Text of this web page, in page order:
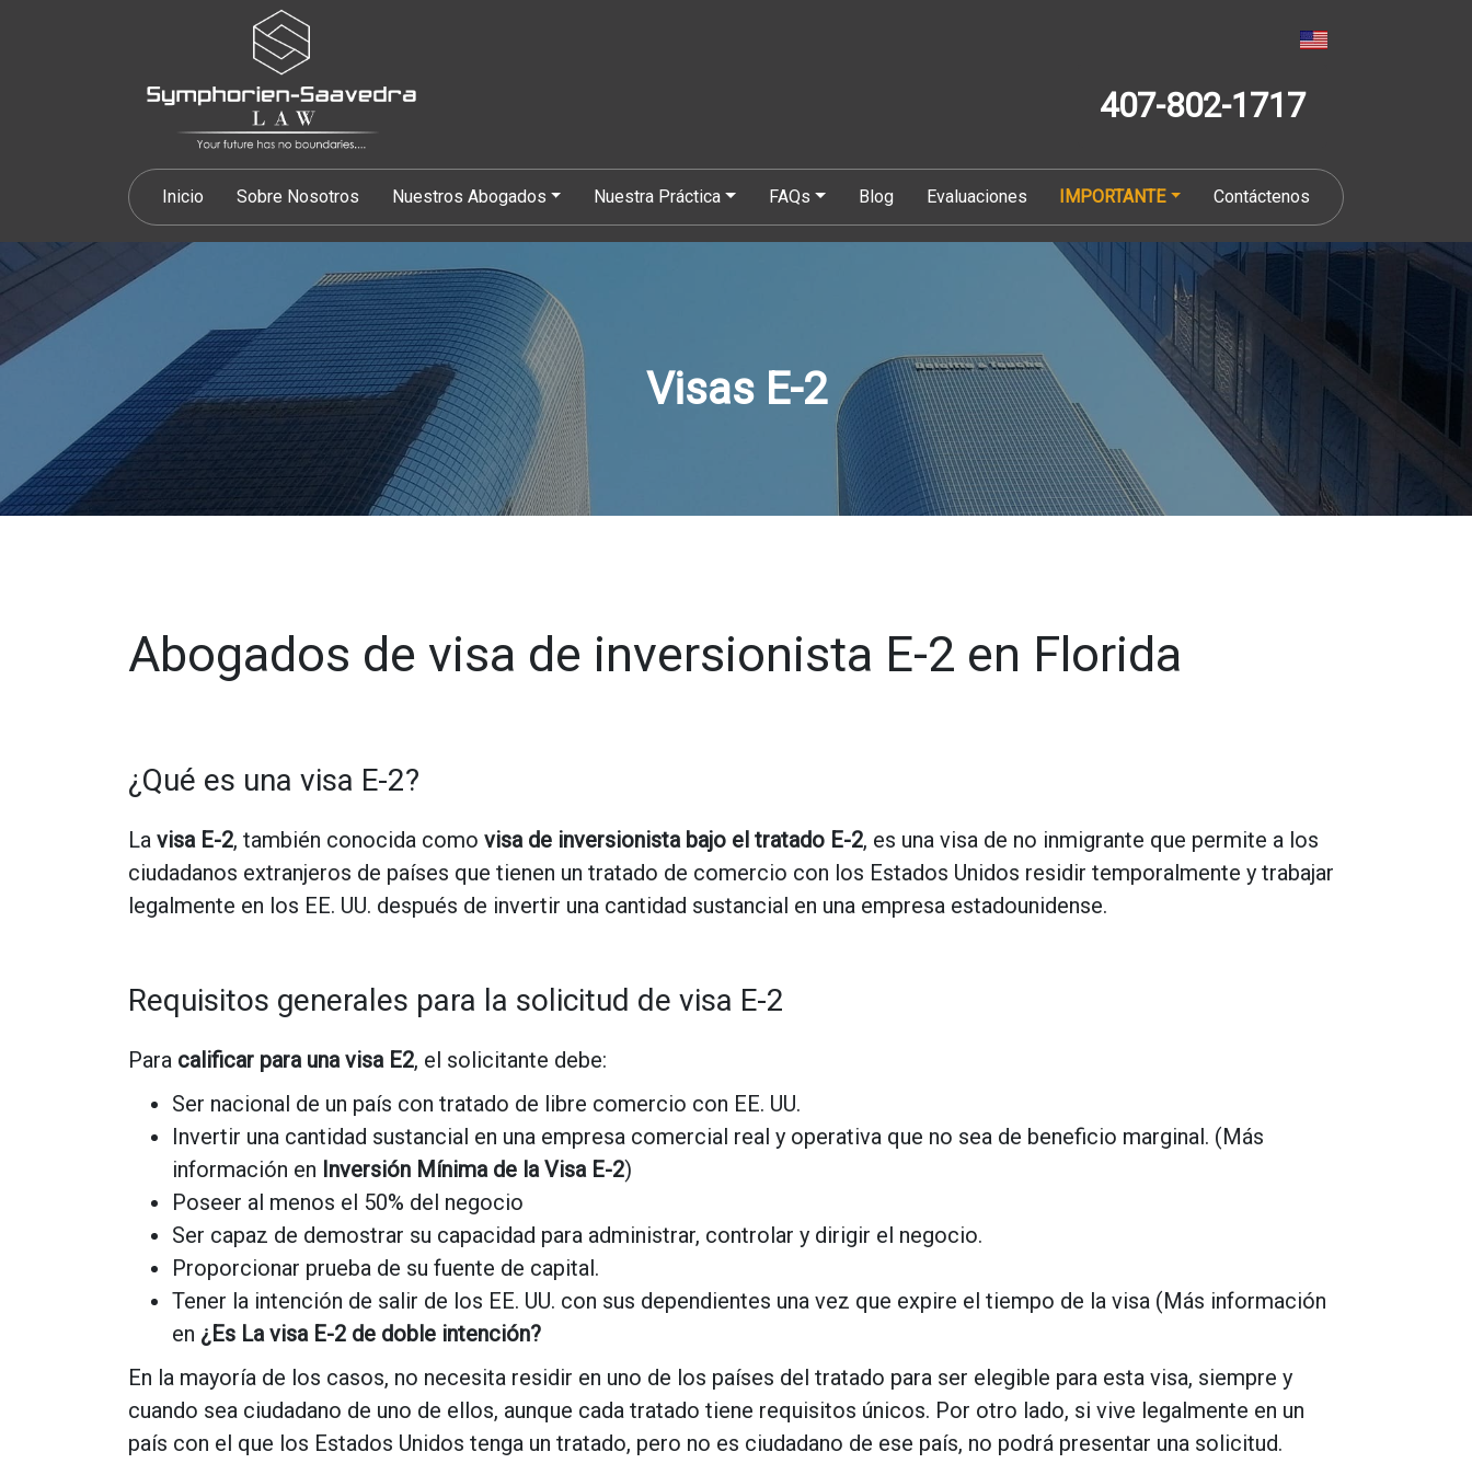
407-802-1717
Inicio Sobre Nosotros Nuestros Abogados Nuestra Práctica FAQs Blog Evaluaciones IMPORTANTE Contáctenos
Visas E-2
Abogados de visa de inversionista E-2 en Florida
¿Qué es una visa E-2?
La visa E-2, también conocida como visa de inversionista bajo el tratado E-2, es una visa de no inmigrante que permite a los
ciudadanos extranjeros de países que tienen un tratado de comercio con los Estados Unidos residir temporalmente y trabajar
legalmente en los EE. UU. después de invertir una cantidad sustancial en una empresa estadounidense.
Requisitos generales para la solicitud de visa E-2
Para calificar para una visa E2, el solicitante debe:
Ser nacional de un país con tratado de libre comercio con EE. UU.
Invertir una cantidad sustancial en una empresa comercial real y operativa que no sea de beneficio marginal. (Más
información en Inversión Mínima de la Visa E-2)
Poseer al menos el 50% del negocio
Ser capaz de demostrar su capacidad para administrar, controlar y dirigir el negocio.
Proporcionar prueba de su fuente de capital.
Tener la intención de salir de los EE. UU. con sus dependientes una vez que expire el tiempo de la visa (Más información
en ¿Es La visa E-2 de doble intención?
En la mayoría de los casos, no necesita residir en uno de los países del tratado para ser elegible para esta visa, siempre y
cuando sea ciudadano de uno de ellos, aunque cada tratado tiene requisitos únicos. Por otro lado, si vive legalmente en un
país con el que los Estados Unidos tenga un tratado, pero no es ciudadano de ese país, no podrá presentar una solicitud.